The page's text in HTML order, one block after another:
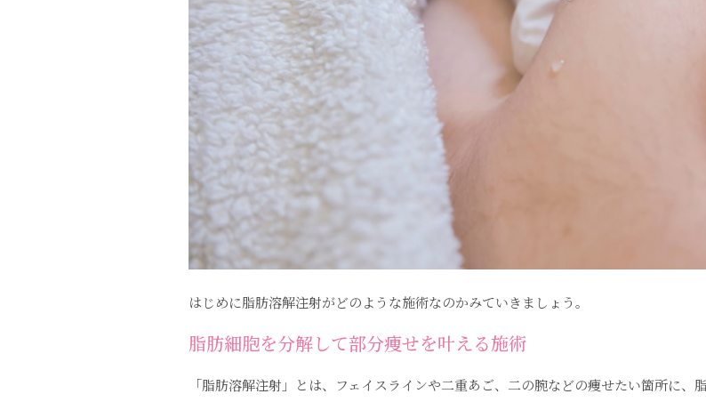
はじめに脂肪溶解注射がどのような施術なのかみていきましょう。
脂肪細胞を分解して部分痩せを叶える施術
「脂肪溶解注射」とは、フェイスラインや二重あご、二の腕などの痩せたい箇所に